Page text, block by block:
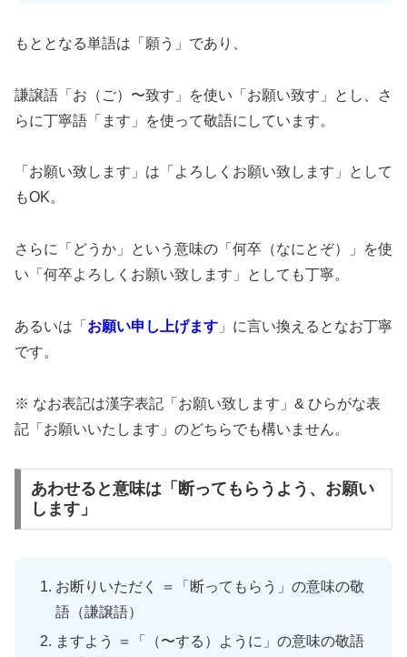
もととなる単語は「願う」であり、
謙譲語「お（ご）〜致す」を使い「お願い致す」とし、さ
らに丁寧語「ます」を使って敬語にしています。
「お願い致します」は「よろしくお願い致します」として
もOK。
さらに「どうか」という意味の「何卒（なにとぞ）」を使
い「何卒よろしくお願い致します」としても丁寧。
あるいは「 お願い申し上げます 」に言い換えるとなお丁寧
です。
※ なお表記は漢字表記「お願い致します」& ひらがな表
記「お願いいたします」のどちらでも構いません。
あわせると意味は「断ってもらうよう、お願い
します」
お断りいただく ＝「断ってもらう」の意味の敬
語（謙譲語）
ますよう ＝「（〜する）ように」の意味の敬語